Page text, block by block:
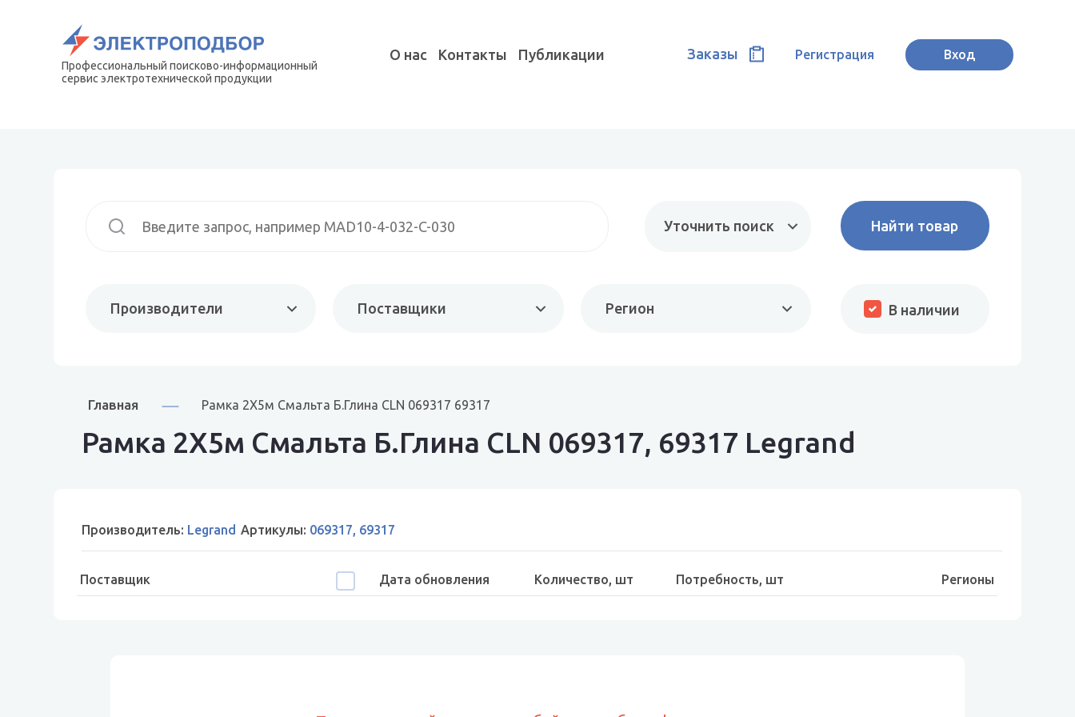
Профессиональный поисково-информационный
сервис электротехнической продукции
О нас Контакты Публикации Заказы Регистрация Вход
Уточнить поиск
Производители Поставщики Регион В наличии
Главная Рамка 2X5м Смальта Б.Глина CLN 069317 69317
Рамка 2X5м Смальта Б.Глина CLN 069317, 69317 Legrand
Производитель: Legrand Артикулы: 069317, 69317
Поставщик Дата обновления Количество, шт Потребность, шт Регионы